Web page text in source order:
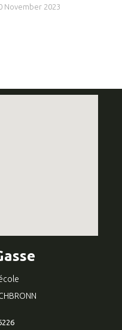
November 2023